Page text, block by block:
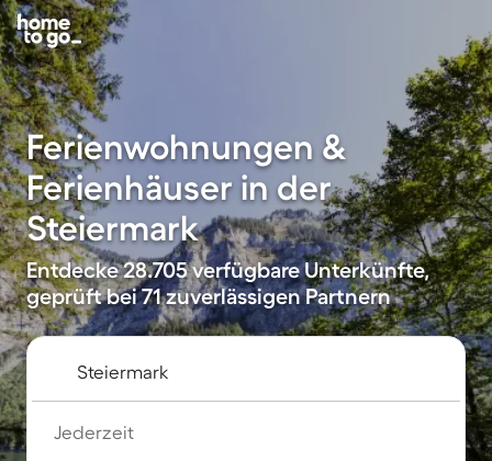
Ferienwohnungen &
Ferienhäuser in der
Steiermark
Entdecke 28.705 verfügbare Unterkünfte,
geprüft bei 71 zuverlässigen Partnern
Jederzeit